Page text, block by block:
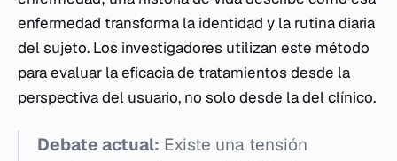
enfermedad transforma la identidad y la rutina diaria
del sujeto. Los investigadores utilizan este método
para evaluar la eficacia de tratamientos desde la
perspectiva del usuario, no solo desde la del clínico.
Debate actual: Existe una tensión